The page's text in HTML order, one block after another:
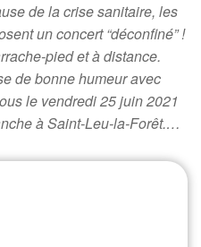
de la crise sanitaire, les
un concert “déconfiné” !
pied et à distance.
de bonne humeur avec
le vendredi 25 juin 2021
à Saint-Leu-la-Forêt.…